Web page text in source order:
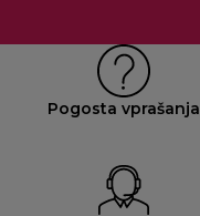
Pogosta vprašanja